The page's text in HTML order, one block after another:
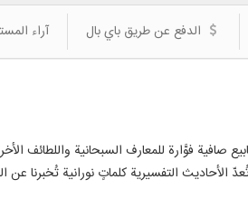
الدفع عن طريق باي بال آراء
صافية فوَّارة للمعارف السبحانية واللطائف
الأحاديث التفسيرية كلماتٍ نورانية تُخبرنا